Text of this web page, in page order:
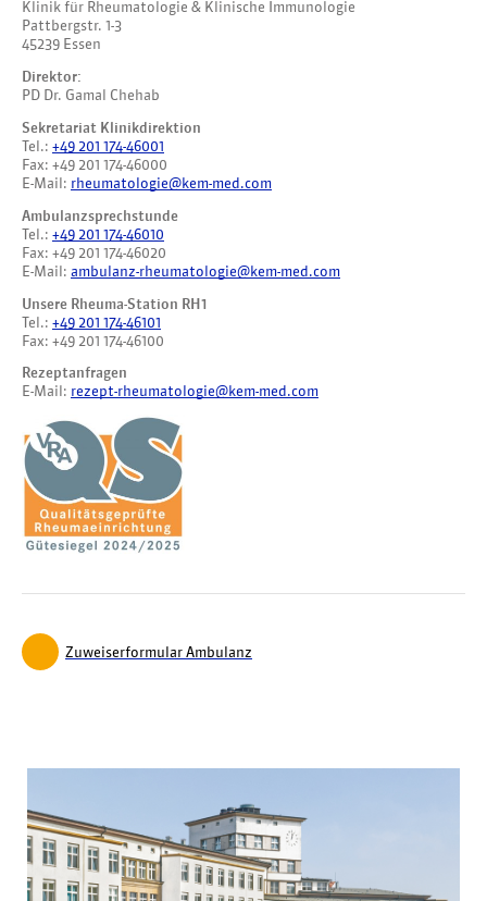
Klinik für Rheumatologie & Klinische Immunologie
Pattbergstr. 1-3
45239 Essen
Direktor:
PD Dr. Gamal Chehab
Sekretariat Klinikdirektion
Tel.: +49 201 174-46001
Fax: +49 201 174-46000
E-Mail: rheumatologie@kem-med.com
Ambulanzsprechstunde
Tel.: +49 201 174-46010
Fax: +49 201 174-46020
E-Mail: ambulanz-rheumatologie@kem-med.com
Unsere Rheuma-Station RH1
Tel.: +49 201 174-46101
Fax: +49 201 174-46100
Rezeptanfragen
E-Mail: rezept-rheumatologie@kem-med.com
Zuweiserformular Ambulanz